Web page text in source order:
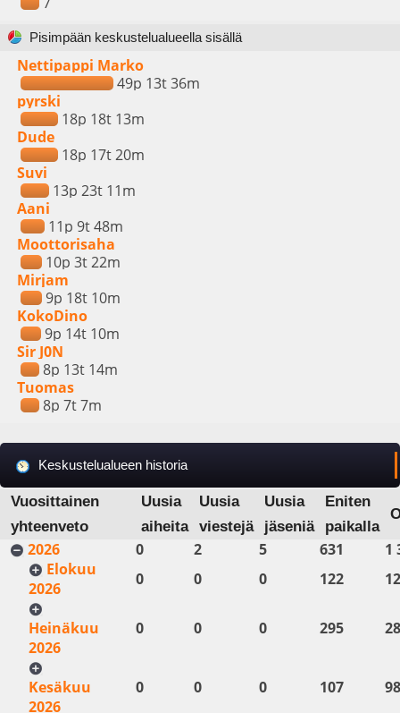
Pisimpään keskustelualueella sisällä
Nettipappi Marko
49p 13t 36m
pyrski
18p 18t 13m
Dude
18p 17t 20m
Suvi
13p 23t 11m
Aani
11p 9t 48m
Moottorisaha
10p 3t 22m
Mirjam
9p 18t 10m
KokoDino
9p 14t 10m
Sir J0N
8p 13t 14m
Tuomas
8p 7t 7m
Keskustelualueen historia
Vuosittainen
yhteenveto
Uusia
aiheita
Uusia
viestejä
Uusia
jäseniä
Eniten
paikalla
2026 0 2 5 631
1
Elokuu
2026
0 0 0 122
Heinäkuu
2026
0 0 0 295
Kesäkuu
2026
0 0 0 107